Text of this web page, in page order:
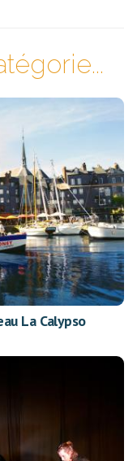
La Calypso